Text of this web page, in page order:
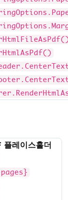
레이스홀더